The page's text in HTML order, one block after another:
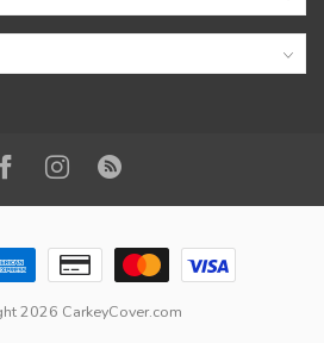
2026 CarkeyCover.com